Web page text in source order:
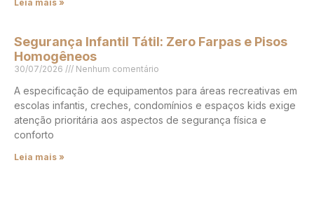
Leia mais »
Segurança Infantil Tátil: Zero Farpas e Pisos
Homogêneos
30/07/2026 Nenhum comentário
A especificação de equipamentos para áreas recreativas em
escolas infantis, creches, condomínios e espaços kids exige
atenção prioritária aos aspectos de segurança física e
conforto
Leia mais »